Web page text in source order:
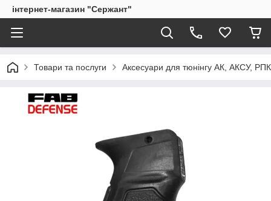
інтернет-магазин "Сержант"
Товари та послуги Аксесуари для тюнінгу АК, АКСУ,